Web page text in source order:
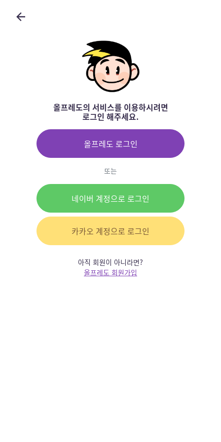
올프레도의 서비스를 이용하시려면
로그인 해주세요.
올프레도 로그인
또는
네이버 계정으로 로그인
카카오 계정으로 로그인
아직 회원이 아니라면?
올프레도 회원가입